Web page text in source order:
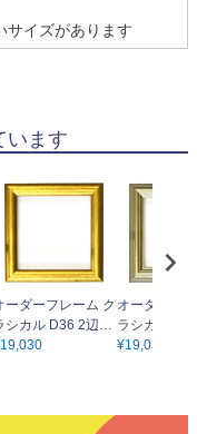
イズがあります
います
ーダーフレーム ク
シカル D36 2辺合
最大170cmまでO
19,030
オーダーフ
ラシカル
合計最大
¥19,030